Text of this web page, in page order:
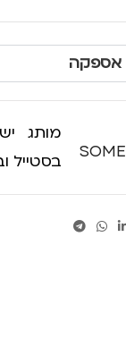
אספקה
מותג
בסטייל